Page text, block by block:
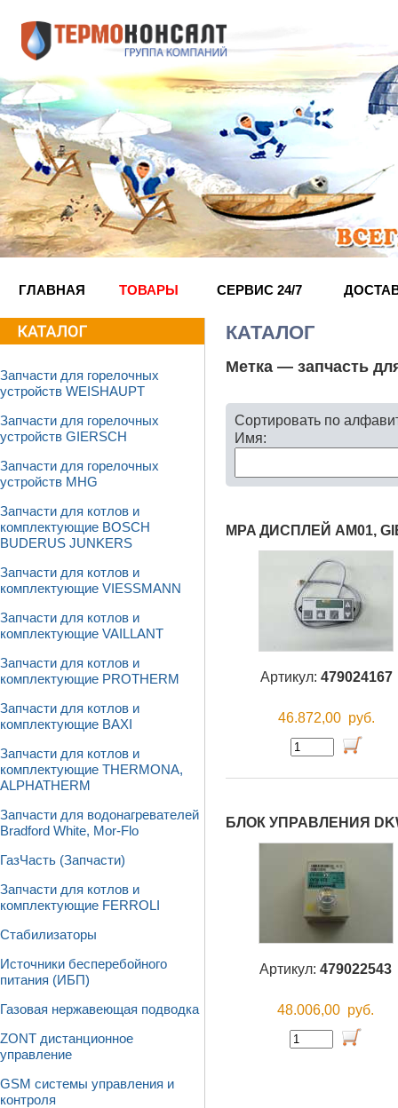
ГЛАВНАЯ ТОВАРЫ СЕРВИС 24/7
Запчасти для горелочных
устройств WEISHAUPT
Запчасти для горелочных
устройств GIERSCH
Запчасти для горелочных
устройств MHG
Запчасти для котлов и
комплектующие BOSCH
BUDERUS JUNKERS
Запчасти для котлов и
комплектующие VIESSMANN
Запчасти для котлов и
комплектующие VAILLANT
Запчасти для котлов и
комплектующие PROTHERM
Запчасти для котлов и
комплектующие BAXI
Запчасти для котлов и
комплектующие THERMONA,
ALPHATHERM
Запчасти для водонагревателей
Bradford White, Mor-Flo
ГазЧасть (Запчасти)
Запчасти для котлов и
комплектующие FERROLI
Стабилизаторы
Источники бесперебойного
питания (ИБП)
Газовая нержавеющая подводка
ZONT дистанционное
управление
GSM системы управления и
контроля
КАТАЛОГ
Метка — запчасть
Сортировать по
Имя:
MPA ДИСПЛЕЙ AM01,
Артикул: 479024167
46.872,00 руб.
БЛОК УПРАВЛЕНИЯ
Артикул: 479022543
48.006,00 руб.